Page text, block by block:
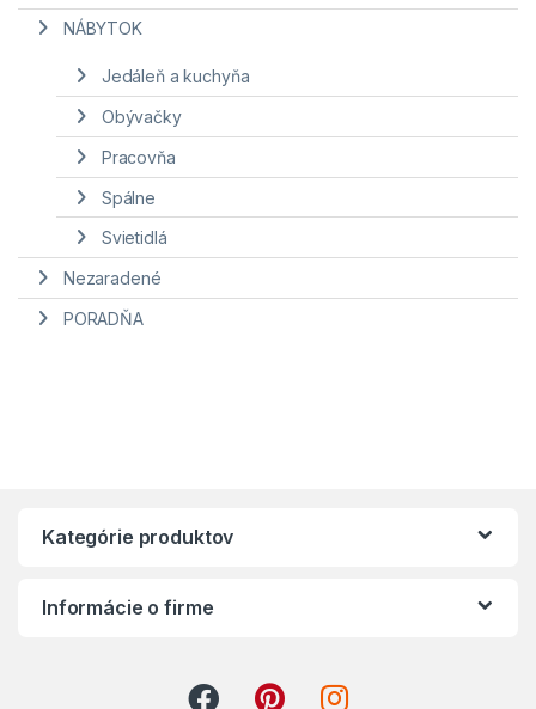
NÁBYTOK
Jedáleň a kuchyňa
Obývačky
Pracovňa
Spálne
Svietidlá
Nezaradené
PORADŇA
Kategórie produktov
Informácie o firme